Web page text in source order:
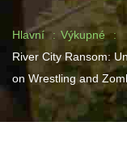
Hlavní
Výkupné
River City Ransom:
on Wrestling and